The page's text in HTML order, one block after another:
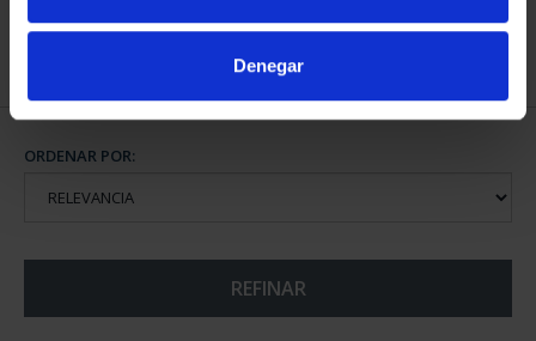
Denegar
ORDENAR POR:
REFINAR